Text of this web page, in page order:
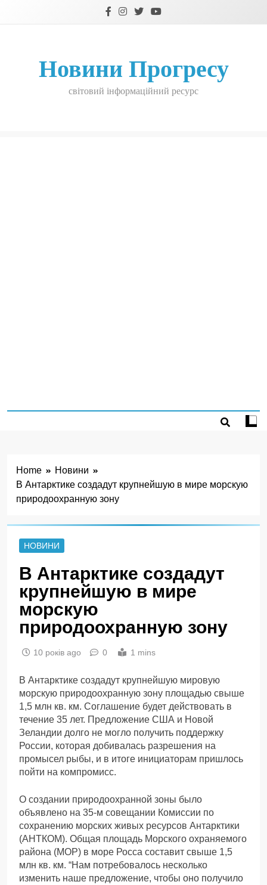
Новини Прогресу
світовий інформаційний ресурс
Home
Новини
В Антарктике создадут крупнейшую в мире морскую
природоохранную зону
НОВИНИ
В Антарктике создадут
крупнейшую в мире
морскую
природоохранную зону
10 років ago 0 1 mins
В Антарктике создадут крупнейшую мировую
морскую природоохранную зону площадью свыше
1,5 млн кв. км. Соглашение будет действовать в
течение 35 лет. Предложение США и Новой
Зеландии долго не могло получить поддержку
России, которая добивалась разрешения на
промысел рыбы, и в итоге инициаторам пришлось
пойти на компромисс.
О создании природоохранной зоны было
объявлено на 35-м совещании Комиссии по
сохранению морских живых ресурсов Антарктики
(АНТКОМ). Общая площадь Морского охраняемого
района (МОР) в море Росса составит свыше 1,5
млн кв. км. “Нам потребовалось несколько
изменить наше предложение, чтобы оно получило